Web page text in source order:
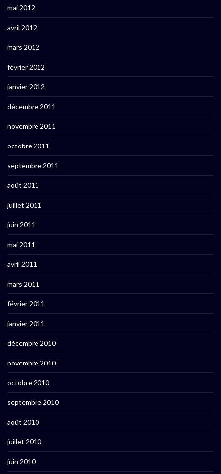
mai 2012
avril 2012
mars 2012
février 2012
janvier 2012
décembre 2011
novembre 2011
octobre 2011
septembre 2011
août 2011
juillet 2011
juin 2011
mai 2011
avril 2011
mars 2011
février 2011
janvier 2011
décembre 2010
novembre 2010
octobre 2010
septembre 2010
août 2010
juillet 2010
juin 2010